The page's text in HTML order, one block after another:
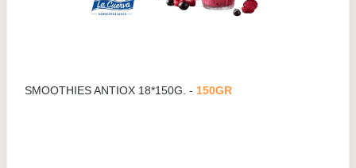
SMOOTHIES ANTIOX 18*150G. - 150GR